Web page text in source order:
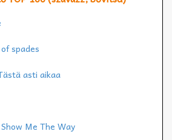
spades
asti aikaa
Me The Way